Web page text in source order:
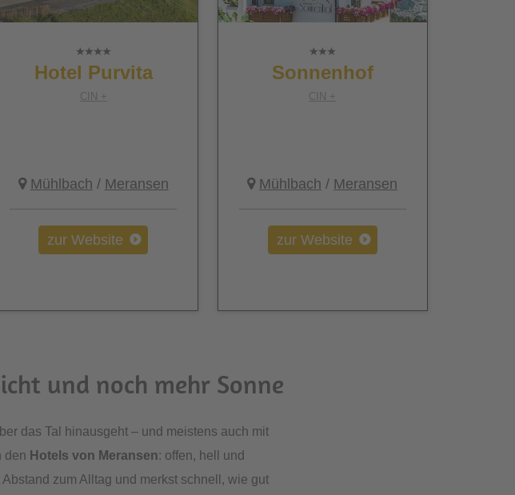
Hotel Purvita
CIN +
Mühlbach / Meransen
zur Website
Sonnenhof
CIN +
Mühlbach / Meransen
zur Website
und noch mehr Sonne
das Tal hinausgeht – und meistens auch mit
den Hotels von Meransen: offen, hell und
zum Alltag und merkst schnell, wie gut